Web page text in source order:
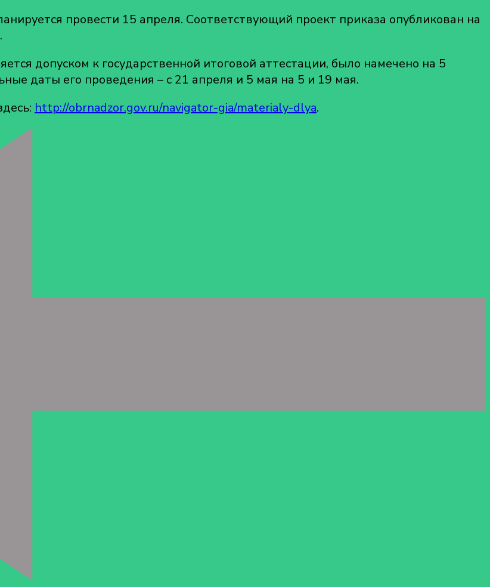
провести 15 апреля. Соответствующий проект приказа опубликован на
допуском к государственной итоговой аттестации, было намечено на 5
даты его проведения – с 21 апреля и 5 мая на 5 и 19 мая.
http://obrnadzor.gov.ru/navigator-gia/materialy-dlya.